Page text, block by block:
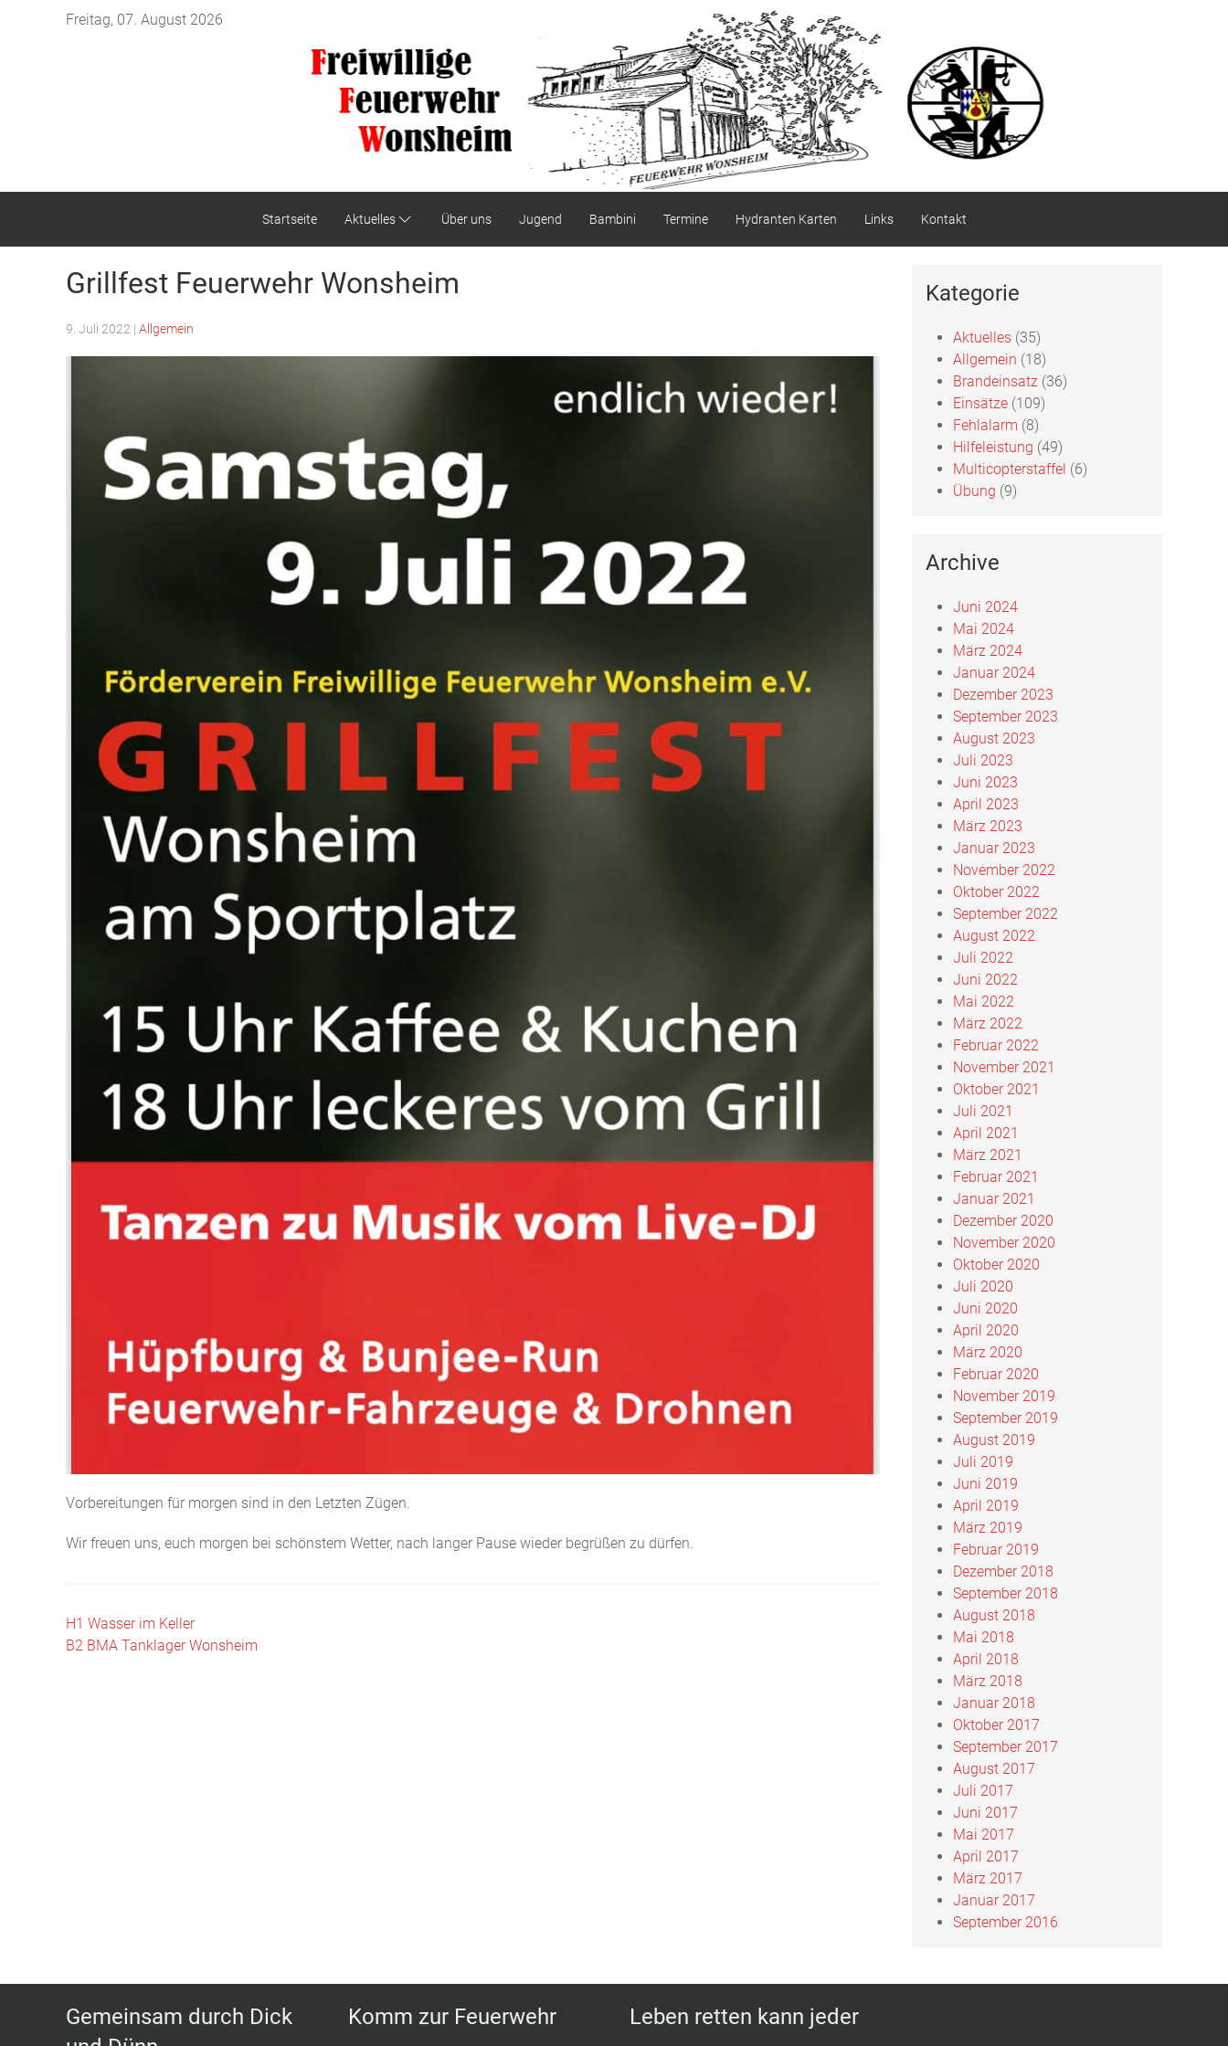
Freitag, 07. August 2026
Startseite Aktuelles Über uns Jugend Bambini Termine Hydranten Karten Links Kontakt
Grillfest Feuerwehr Wonsheim
9. Juli 2022 | Allgemein
Vorbereitungen für morgen sind in den Letzten Zügen.
Wir freuen uns, euch morgen bei schönstem Wetter, nach langer Pause wieder begrüßen zu dürfen.
Beitragsnavigation
H1 Wasser im Keller
B2 BMA Tanklager Wonsheim
Kategorie
Aktuelles (35)
Allgemein (18)
Brandeinsatz (36)
Einsätze (109)
Fehlalarm (8)
Hilfeleistung (49)
Multicopterstaffel (6)
Übung (9)
Archive
Juni 2024
Mai 2024
März 2024
Januar 2024
Dezember 2023
September 2023
August 2023
Juli 2023
Juni 2023
April 2023
März 2023
Januar 2023
November 2022
Oktober 2022
September 2022
August 2022
Juli 2022
Juni 2022
Mai 2022
März 2022
Februar 2022
November 2021
Oktober 2021
Juli 2021
April 2021
März 2021
Februar 2021
Januar 2021
Dezember 2020
November 2020
Oktober 2020
Juli 2020
Juni 2020
April 2020
März 2020
Februar 2020
November 2019
September 2019
August 2019
Juli 2019
Juni 2019
April 2019
März 2019
Februar 2019
Dezember 2018
September 2018
August 2018
Mai 2018
April 2018
März 2018
Januar 2018
Oktober 2017
September 2017
August 2017
Juli 2017
Juni 2017
Mai 2017
April 2017
März 2017
Januar 2017
September 2016
Gemeinsam durch Dick
Komm zur Feuerwehr Leben retten kann jeder